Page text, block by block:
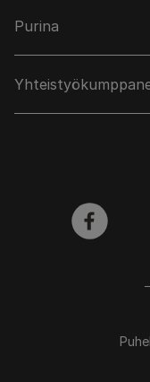
Purina
facebook